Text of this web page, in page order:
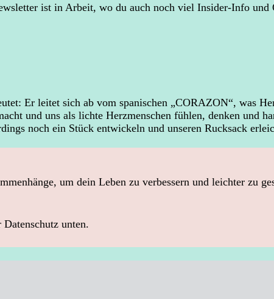
ist in Arbeit, wo du auch noch viel Insider-Info und
Er leitet sich ab vom spanischen „CORAZON“, was
und uns als lichte Herzmenschen fühlen, denken und
noch ein Stück entwickeln und unseren Rucksack
um dein Leben zu verbessern und leichter zu
unten.